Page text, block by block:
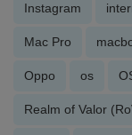
Instagram
Mac Pro
Oppo os
Realm of Valor